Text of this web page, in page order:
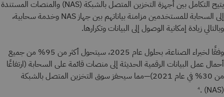
يتيح التكامل بين أجهزة التخزين المتصل بالشبكة (NAS) والمنصات المستندة
إلى السحابة للمستخدمين مزامنة بياناتهم بين جهاز NAS وخدمة سحابية،
وبالتالي زيادة إمكانية الوصول إلى البيانات وتكرارها.
وفقًا لخبراء الصناعة، بحلول عام 2025، سيتحول أكثر من 95% من جميع
أحمال عمل البيانات الرقمية الحديثة إلى منصات قائمة على السحابة (ارتفاعًا
من 30% في عام 2021)—مما سيحفز سوق التخزين المتصل بالشبكة
(NAS) .
4